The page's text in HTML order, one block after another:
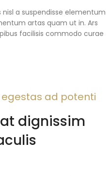
a suspendisse elementum
artas quam ut in. Ars
facilisis commodo curae
ad potenti
dignissim